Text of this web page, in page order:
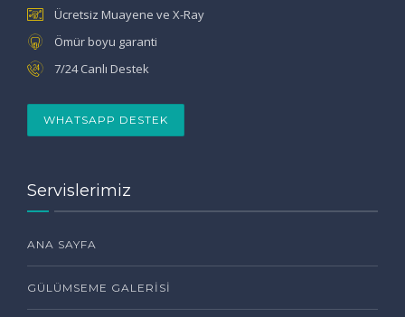
Ücretsiz Muayene ve X-Ray
Ömür boyu garanti
7/24 Canlı Destek
WHATSAPP DESTEK
Servislerimiz
ANA SAYFA
GÜLÜMSEME GALERISI